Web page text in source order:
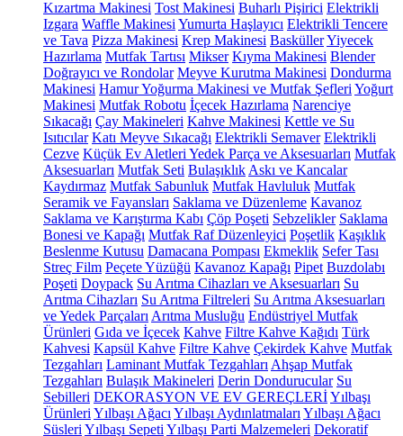
Kızartma Makinesi Tost Makinesi Buharlı Pişirici Elektrikli
Izgara Waffle Makinesi Yumurta Haşlayıcı Elektrikli Tencere
ve Tava Pizza Makinesi Krep Makinesi BasküllerYiyecek
Hazırlama Mutfak Tartısı Mikser Kıyma Makinesi Blender
Doğrayıcı ve Rondolar Meyve Kurutma Makinesi Dondurma
Makinesi Hamur Yoğurma Makinesi ve Mutfak Şefleri Yoğurt
Makinesi Mutfak Robotu İçecek Hazırlama Narenciye
Sıkacağı Çay Makineleri Kahve Makinesi Kettle ve Su
Isıtıcılar Katı Meyve Sıkacağı Elektrikli Semaver Elektrikli
Cezve Küçük Ev Aletleri Yedek Parça ve Aksesuarları Mutfak
Aksesuarları Mutfak Seti Bulaşıklık Askı ve Kancalar
Kaydırmaz Mutfak Sabunluk Mutfak Havluluk Mutfak
Seramik ve Fayansları Saklama ve Düzenleme Kavanoz
Saklama ve Karıştırma Kabı Çöp Poşeti Sebzelikler Saklama
Bonesi ve Kapağı Mutfak Raf Düzenleyici Poşetlik Kaşıklık
Beslenme Kutusu Damacana Pompası Ekmeklik Sefer Tası
Streç Film Peçete Yüzüğü Kavanoz Kapağı Pipet Buzdolabı
Poşeti Doypack Su Arıtma Cihazları ve Aksesuarları Su
Arıtma Cihazları Su Arıtma Filtreleri Su Arıtma Aksesuarları
ve Yedek Parçaları Arıtma Musluğu Endüstriyel Mutfak
Ürünleri Gıda ve İçecek Kahve Filtre Kahve Kağıdı Türk
Kahvesi Kapsül Kahve Filtre Kahve Çekirdek Kahve Mutfak
Tezgahları Laminant Mutfak Tezgahları Ahşap Mutfak
Tezgahları Bulaşık Makineleri Derin Dondurucular Su
Sebilleri DEKORASYON VE EV GEREÇLERİYılbaşı
Ürünleri Yılbaşı Ağacı Yılbaşı Aydınlatmaları Yılbaşı Ağacı
Süsleri Yılbaşı Sepeti Yılbaşı Parti Malzemeleri Dekoratif